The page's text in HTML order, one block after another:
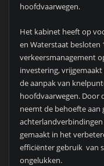
hoofdvaarwegen.
Het kabinet heeft op
en Waterstaat besloten
verkeersmanagement
investering,
de aanpak van
hoofdvaarwegen. Door
neemt de behoefte
gemaakt in het
efficiënter gebruik van
ongelukken.